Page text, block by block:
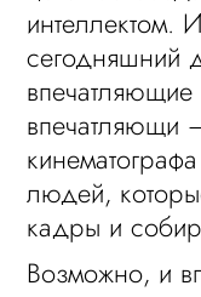
интеллектом.
сегодняшний
людей,
кадры и
Возможно, и